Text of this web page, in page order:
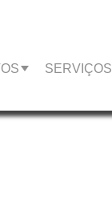
SERVIÇOS